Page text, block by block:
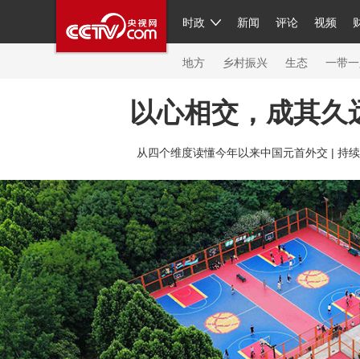
时政 新闻 评论 视频
人民领袖习近平 联播+ 中国
直播 片库 栏目大全 节目单
繁体 海外频道 iPanda
地方 乡村振兴 生态 一带
网络春晚 共产党员网 秧纪录 纪
新闻 国内 国际 评论 经济 军事 科技
人民领袖习近平 联播+ 热解读 天天学习 习
视频 小央视频 小央直播 直播中国 熊猫频
现场 前线 比划 快看 蓝海中国 新兵请入
体育 直播 竞猜 2026年世界杯 2026年冬奥
VIP会员 CCTV奥林匹克频道 生活体育大会
以心相交，成其
从四个维度读懂今年以来中国元首外交 | 持